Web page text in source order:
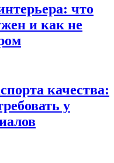
что
и как не
качества:
у